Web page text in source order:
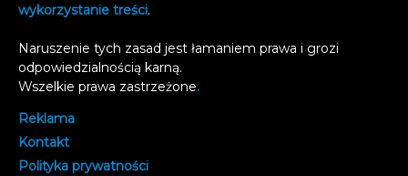
wykorzystanie treści.
Naruszenie tych zasad jest łamaniem prawa i grozi
odpowiedzialnością karną.
Wszelkie prawa zastrzeżone.
Reklama
Kontakt
Polityka prywatności